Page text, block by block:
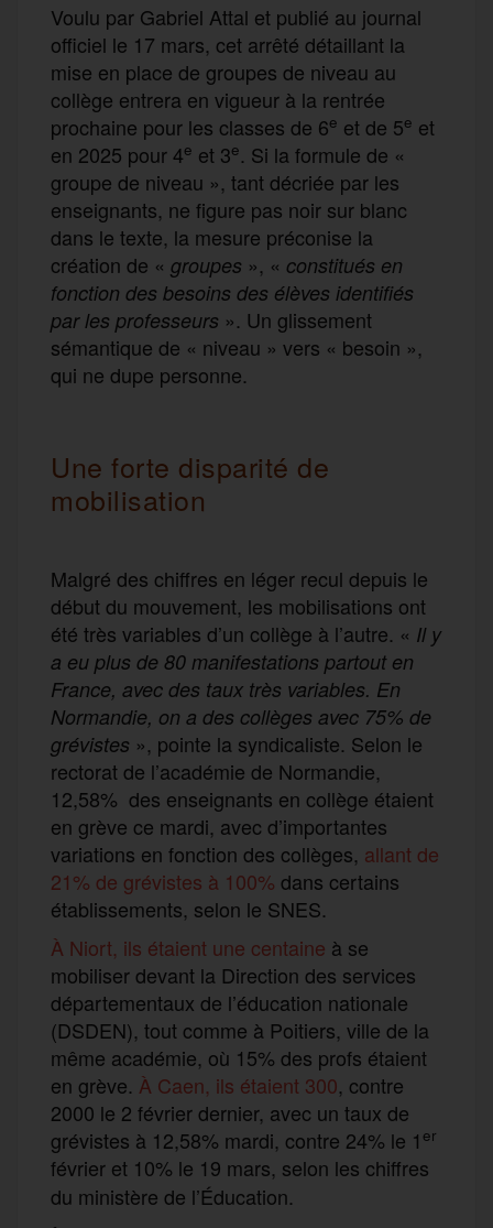
Voulu par Gabriel Attal et publié au journal
officiel le 17 mars, cet arrêté détaillant la
mise en place de groupes de niveau au
collège entrera en vigueur à la rentrée
prochaine pour les classes de 6e et de 5e et
en 2025 pour 4e et 3e. Si la formule de «
groupe de niveau », tant décriée par les
enseignants, ne figure pas noir sur blanc
dans le texte, la mesure préconise la
création de « groupes », « constitués en
fonction des besoins des élèves identifiés
par les professeurs ». Un glissement
sémantique de « niveau » vers « besoin »,
qui ne dupe personne.
Une forte disparité de
mobilisation
Malgré des chiffres en léger recul depuis le
début du mouvement, les mobilisations ont
été très variables d’un collège à l’autre. « Il y
a eu plus de 80 manifestations partout en
France, avec des taux très variables. En
Normandie, on a des collèges avec 75% de
grévistes », pointe la syndicaliste. Selon le
rectorat de l’académie de Normandie,
12,58% des enseignants en collège étaient
en grève ce mardi, avec d’importantes
variations en fonction des collèges, allant de
21% de grévistes à 100% dans certains
établissements, selon le SNES.
À Niort, ils étaient une centaine à se
mobiliser devant la Direction des services
départementaux de l’éducation nationale
(DSDEN), tout comme à Poitiers, ville de la
même académie, où 15% des profs étaient
en grève. À Caen, ils étaient 300, contre
2000 le 2 février dernier, avec un taux de
grévistes à 12,58% mardi, contre 24% le 1 er
février et 10% le 19 mars, selon les chiffres
du ministère de l’Éducation.